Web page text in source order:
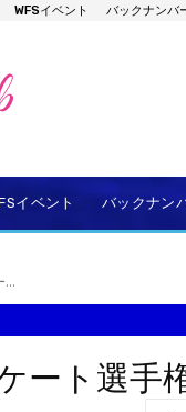
WFSイベント バックナンバ
イベント バックナン
...
ート選手